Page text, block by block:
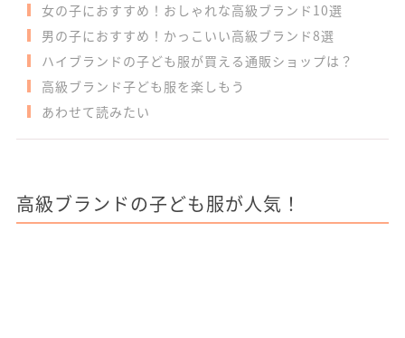
女の子におすすめ！おしゃれな高級ブランド10選
男の子におすすめ！かっこいい高級ブランド8選
ハイブランドの子ども服が買える通販ショップは？
高級ブランド子ども服を楽しもう
あわせて読みたい
高級ブランドの子ども服が人気！